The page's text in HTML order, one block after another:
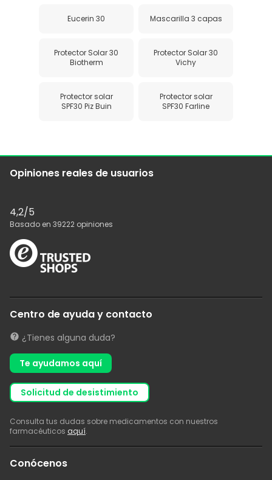
Eucerin 30 Mascarilla 3 capas
Protector Solar 30
Biotherm
Protector Solar 30
Vichy
Protector solar
SPF30 Piz Buin
Protector solar
SPF30 Farline
Opiniones reales de usuarios
4,2/5
Basado en 39222 opiniones
Centro de ayuda y contacto
¿Tienes alguna duda?
Te ayudamos aquí
solicitud de desistimiento
Consulta tus dudas sobre medicamentos con nuestros
farmacéuticos aquí.
Conócenos